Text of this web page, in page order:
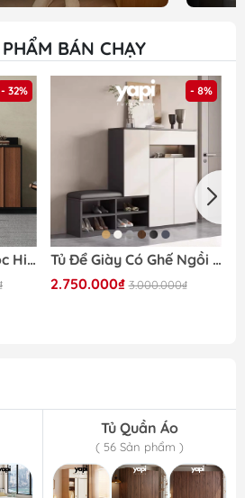
BÁN CHẠY
- 32%
Tủ Trang Trí Nan Dọc Hiện Đại Cánh Vân Gỗ, Khung Đen 160x40x90cm Yapi -118
- 8%
Tủ Để Giày Có Ghế Ngồi Bọc Nệm 140x35x100cm Yapi-322
2.750.000₫ 3.000.000₫
Tủ Quần Áo
( 56 Sản phẩm )